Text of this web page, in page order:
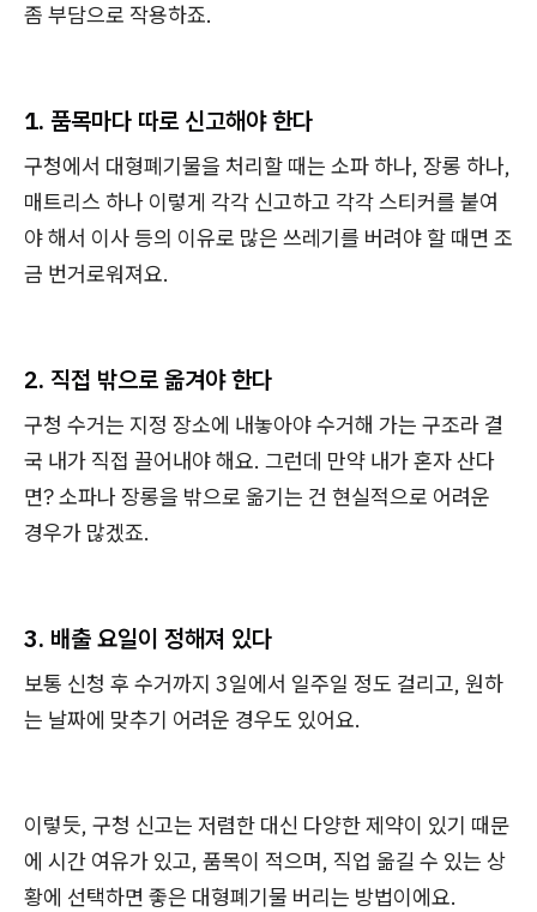
좀 부담으로 작용하죠.
1. 품목마다 따로 신고해야 한다
구청에서 대형폐기물을 처리할 때는 소파 하나, 장롱 하나,
매트리스 하나 이렇게 각각 신고하고 각각 스티커를 붙여
야 해서 이사 등의 이유로 많은 쓰레기를 버려야 할 때면 조
금 번거로워져요.
2. 직접 밖으로 옮겨야 한다
구청 수거는 지정 장소에 내놓아야 수거해 가는 구조라 결
국 내가 직접 끌어내야 해요. 그런데 만약 내가 혼자 산다
면? 소파나 장롱을 밖으로 옮기는 건 현실적으로 어려운
경우가 많겠죠.
3. 배출 요일이 정해져 있다
보통 신청 후 수거까지 3일에서 일주일 정도 걸리고, 원하
는 날짜에 맞추기 어려운 경우도 있어요.
이렇듯, 구청 신고는 저렴한 대신 다양한 제약이 있기 때문
에 시간 여유가 있고, 품목이 적으며, 직업 옮길 수 있는 상
황에 선택하면 좋은 대형폐기물 버리는 방법이에요.